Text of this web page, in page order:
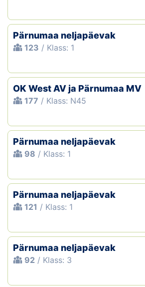
Pärnumaa neljapäevak
123 / Klass: 1
OK West AV ja Pärnumaa MV
177 / Klass: N45
Pärnumaa neljapäevak
98 / Klass: 1
Pärnumaa neljapäevak
121 / Klass: 1
Pärnumaa neljapäevak
92 / Klass: 3